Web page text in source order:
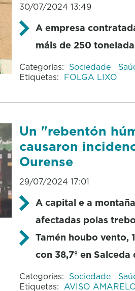
30/07/2024 13:49
A empresa
máis de 250
Categorías: Sociedade
Etiquetas: FOLGA LIXO
Un "rebentón
causaron
Ourense
29/07/2024 17:01
A capital e a
afectadas polas
Tamén houbo vento,
con 38,7º en Salceda
Categorías: Sociedade
Etiquetas: AVISO